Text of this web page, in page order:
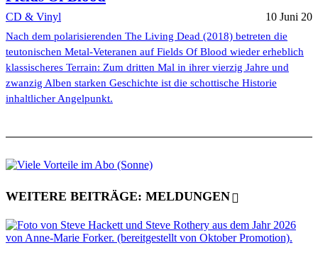
CD & Vinyl 10 Juni 20
Nach dem polarisierenden The Living Dead (2018) betreten die
teutonischen Metal-Veteranen auf Fields Of Blood wieder erheblich
klassischeres Terrain: Zum dritten Mal in ihrer vierzig Jahre und
zwanzig Alben starken Geschichte ist die schottische Historie
inhaltlicher Angelpunkt.
WEITERE BEITRÄGE: MELDUNGEN